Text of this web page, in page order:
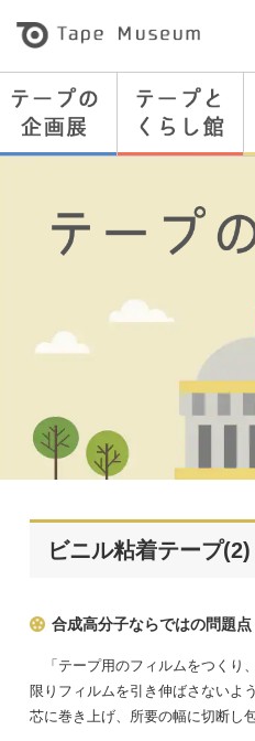
粘
着
ー
の
総
合
情
サ
イ
ビニル粘着テープ(2)
合成高分子ならではの問題点
「テープ用のフィルムをつくり
限りフィルムを引き伸ばさないよ
芯に巻き上げ、所要の幅に切断し